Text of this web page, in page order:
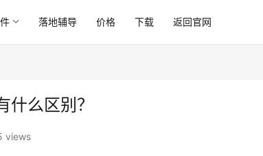
落地辅导 价格 下载 返回官网
什么区别？
views